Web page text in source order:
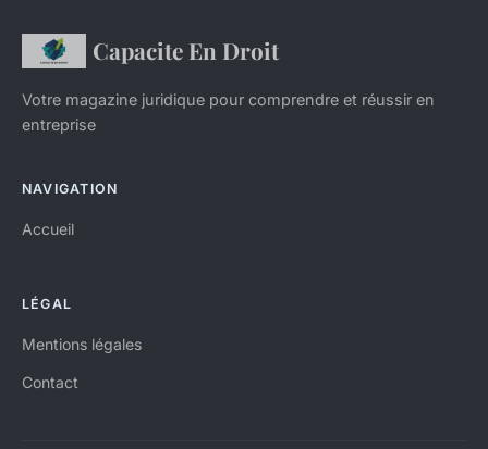
Capacite En Droit
Votre magazine juridique pour comprendre et réussir en
entreprise
NAVIGATION
Accueil
LÉGAL
Mentions légales
Contact